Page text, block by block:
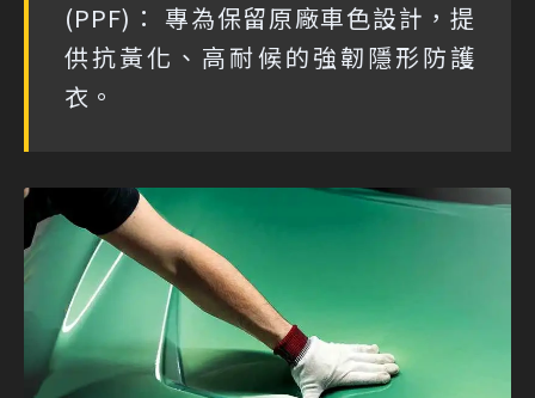
(PPF)： 專為保留原廠車色設計，提
供抗黃化、高耐候的強韌隱形防護
衣。